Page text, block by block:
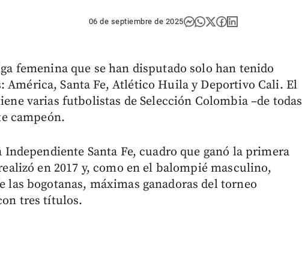
06 de septiembre de 2025
femenina que se han disputado solo han tenido
América, Santa Fe, Atlético Huila y Deportivo Cali. El
varias futbolistas de Selección Colombia –de todas
campeón.
Santa Fe, cuadro que ganó la primera
en 2017 y, como en el balompié masculino,
bogotanas, máximas ganadoras del torneo
tres títulos.